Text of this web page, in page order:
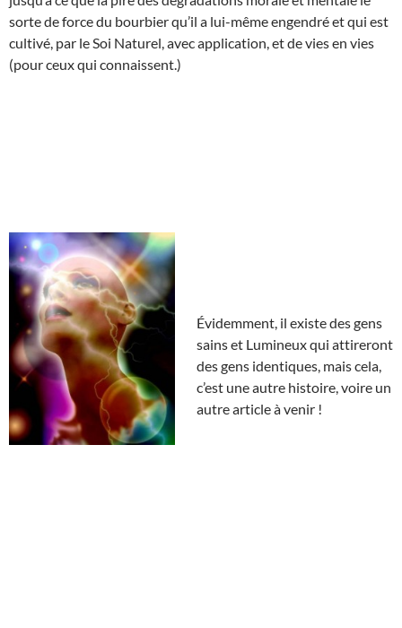
sorte de force du bourbier qu’il a lui-même engendré et qui est
cultivé, par le Soi Naturel, avec application, et de vies en vies
(pour ceux qui connaissent.)
Évidemment, il existe des gens
sains et Lumineux qui attireront
des gens identiques, mais cela,
c’est une autre histoire, voire un
autre article à venir !